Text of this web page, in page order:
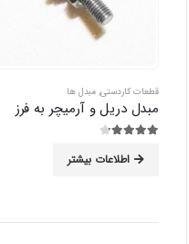
قطعات کاردستی, مبدل ها
مبدل دریل و آرمیچر به فرز
اطلاعات بیشتر